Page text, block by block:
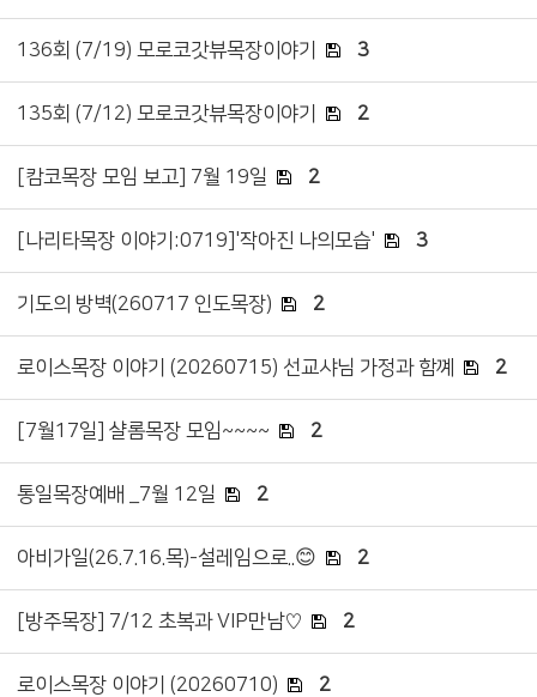
136회 (7/19) 모로코갓뷰목장이야기 3
135회 (7/12) 모로코갓뷰목장이야기 2
[캄코목장 모임 보고] 7월 19일 2
[나리타목장 이야기:0719]'작아진 나의모습' 3
기도의 방벽(260717 인도목장) 2
로이스목장 이야기 (20260715) 선교샤님 가정과 함꼐 2
[7월17일] 샬롬목장 모임~~~~ 2
통일목장예배 _7월 12일 2
아비가일(26.7.16.목)-설레임으로..😊 2
[방주목장] 7/12 초복과 VIP만남♡ 2
로이스목장 이야기 (20260710) 2